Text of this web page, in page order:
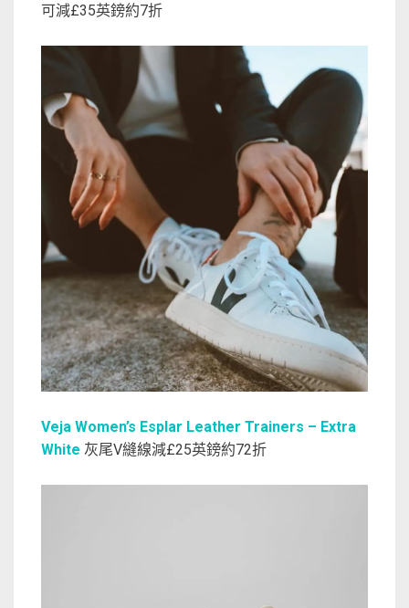
可減£35英鎊約7折
Veja Women’s Esplar Leather Trainers – Extra
White 灰尾V縫線減£25英鎊約72折